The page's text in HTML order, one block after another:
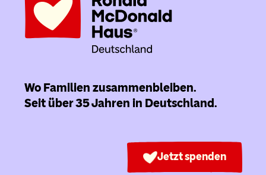
Wo Familien zusammenbleiben.
Seit über 35 Jahren in Deutschland.
Jetzt spenden